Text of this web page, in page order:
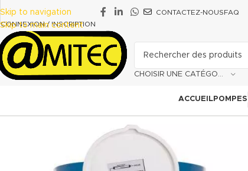
Skip to navigation
Skip to main content
CONNEXION / INSCRIPTION
CONTACTEZ-NOUSFAQ
ACCUEILPOMPES